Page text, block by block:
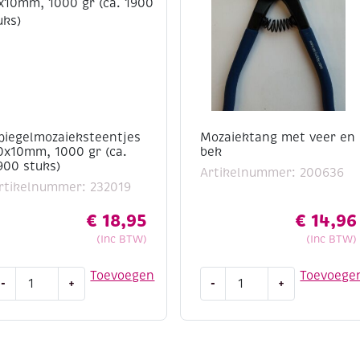
1000 gr (ca.
stuks)
232019
€ 18,95
(Inc BTW)
Toevoegen
- +
Mozaiektang met veer en
bek
Artikelnummer: 200636
€ 14,96
(Inc BTW)
- +